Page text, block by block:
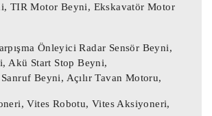
/ 10.0926-2369.3
/ 10.0212-0793.4
Abs Beyni / A1729014000 Abs
Abs Beyni / A1729014000 Abs
TIR Motor Beyni, Ekskavatör Motor
Önleyici Radar Sensör Beyni,
Akü Start Stop Beyni,
Beyni, Açılır Tavan Motoru,
Vites Robotu, Vites Aksiyoneri,